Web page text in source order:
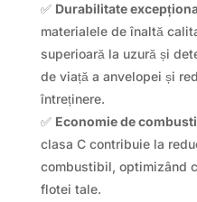
✅ Durabilitate
materialele de înaltă
superioară la uzură și
de viață a anvelopei și
întreținere.
✅ Economie de
clasa C contribuie la
combustibil, optimizând
flotei tale.